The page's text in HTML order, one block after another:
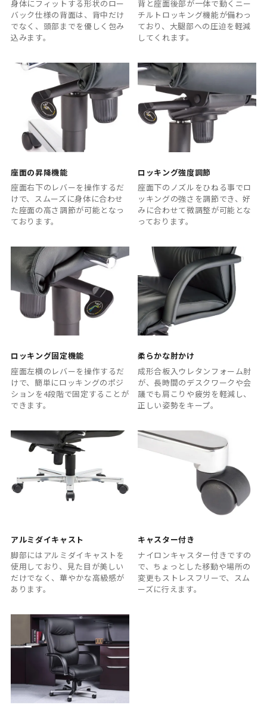
身体にフィットする形状のロー
バック仕様の背面は、背中だけ
でなく、頭部までを優しく包み
込みます。
背と座面後部が一体で動くニー
チルトロッキング機能が備わっ
ており、大腿部への圧迫を軽減
してくれます。
座面の昇降機能
座面右下のレバーを操作するだ
けで、スムーズに身体に合わせ
た座面の高さ調節が可能となっ
ております。
ロッキング強度調節
座面下のノズルをひねる事でロ
ッキングの強さを調節でき、好
みに合わせて微調整が可能とな
っております。
ロッキング固定機能
座面左横のレバーを操作するだ
けで、簡単にロッキングのポジ
ションを4段階で固定することが
できます。
柔らかな肘かけ
成形合板入ウレタンフォーム肘
が、長時間のデスクワークや会
議でも肩こりや疲労を軽減し、
正しい姿勢をキープ。
アルミダイキャスト
脚部にはアルミダイキャストを
使用しており、見た目が美しい
だけでなく、華やかな高級感が
あります。
キャスター付き
ナイロンキャスター付きですの
で、ちょっとした移動や場所の
変更もストレスフリーで、スム
ーズに行えます。